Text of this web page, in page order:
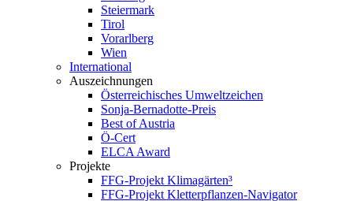
Steiermark
Tirol
Vorarlberg
Wien
International
Auszeichnungen
Österreichisches Umweltzeichen
Sonja-Bernadotte-Preis
Best of Austria
Ö-Cert
ELCA Award
Projekte
FFG-Projekt Klimagärten³
FFG-Projekt Kletterpflanzen-Navigator